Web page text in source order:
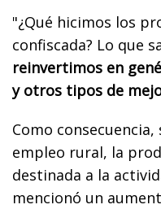
"¿Qué hicimos los
confiscada? Lo que
reinvertimos en
y otros tipos de
Como
empleo rural, la
destinada a la
mencionó un